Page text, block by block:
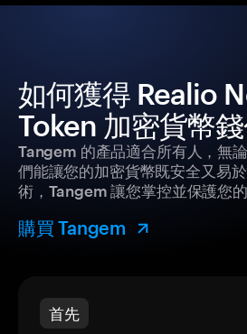
如何獲得 Realio
Token 加密貨幣錢
Tangem 的產品適合所有人，無
們能讓您的加密貨幣既安全又易
術，Tangem 讓您掌控並保護您的
購買 Tangem
首先